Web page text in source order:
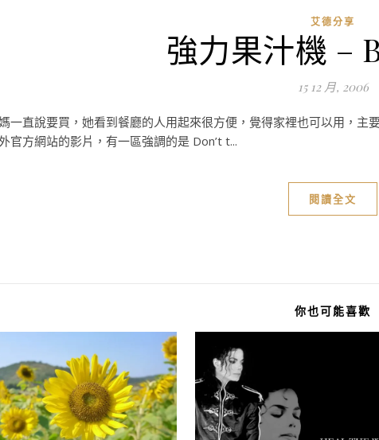
艾德分享
強力果汁機 –
15 12 月, 2006
一直說要買，她看到餐廳的人用起來很方便，覺得家裡也可以用，主
官方網站的影片，有一區強調的是 Don’t t...
閱讀全文
你也可能喜歡